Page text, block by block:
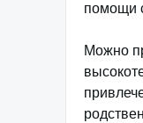
помощи
Можно